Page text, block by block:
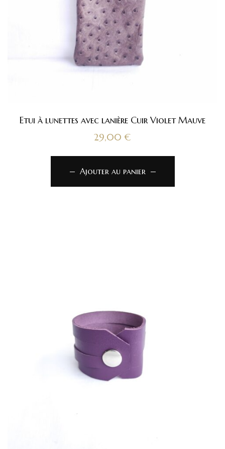
Etui à lunettes avec lanière Cuir Violet Mauve
29,00 €
Ajouter au panier